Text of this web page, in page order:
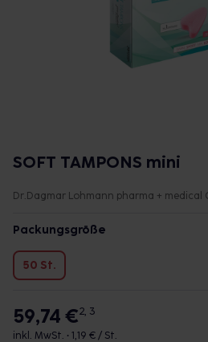
SOFT TAMPONS mini
Dr.Dagmar Lohmann pharma + medical
Packungsgröße
50 St.
59,74 €2, 3
inkl. MwSt. • 1,19 € / St.